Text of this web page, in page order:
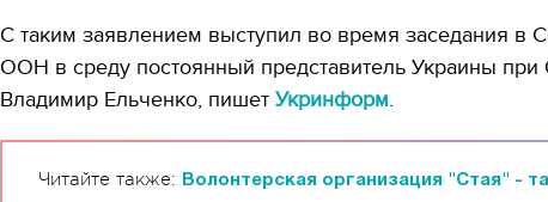
С таким заявлением выступил во время заседания в
ООН в среду постоянный представитель Украины при
Владимир Ельченко, пишет Укринформ.
Читайте также: Волонтерская организация "Стая" -